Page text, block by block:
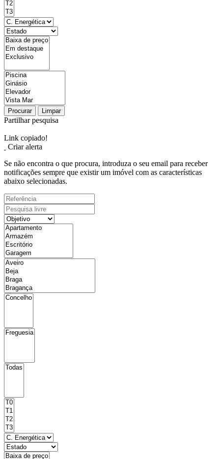
Procurar Limpar
Partilhar pesquisa
Link copiado!
Criar alerta
Se não encontra o que procura, introduza o seu email para receber
notificações sempre que existir um imóvel com as características
abaixo selecionadas.